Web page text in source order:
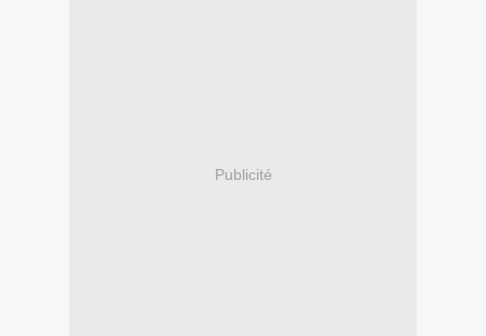
Publicité